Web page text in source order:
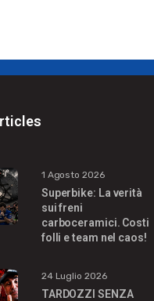
1 Agosto 2026
Superbike: La verità
sui freni
carboceramici. Costi
folli e team nel caos!
24 Luglio 2026
TARDOZZI SENZA